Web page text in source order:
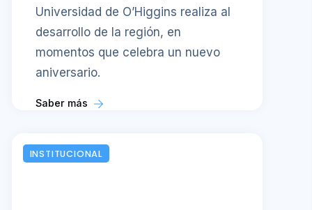
Universidad de O’Higgins realiza al
desarrollo de la región, en
momentos que celebra un nuevo
aniversario.
Saber más
INSTITUCIONAL